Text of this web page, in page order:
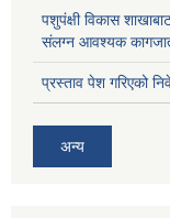
पशुपंक्षी विकास
संलग्न आवश्यक
प्रस्ताव पेश गरिएको
अन्य